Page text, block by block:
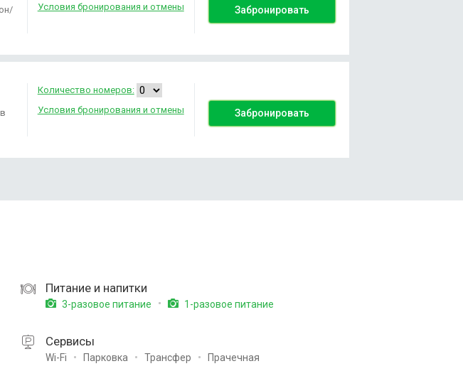
Условия бронирования и отмены
Забронировать
Количество номеров:
Условия бронирования и отмены
Забронировать
Питание и напитки
3-разовое питание 1-разовое питание
Сервисы
Wi-Fi Парковка Трансфер Прачечная